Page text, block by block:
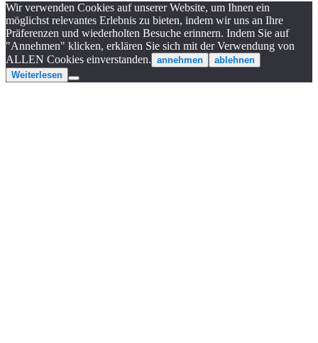
Wir verwenden Cookies auf unserer Website, um Ihnen ein
möglichst relevantes Erlebnis zu bieten, indem wir uns an Ihre
Präferenzen und wiederholten Besuche erinnern. Indem Sie auf
"Annehmen" klicken, erklären Sie sich mit der Verwendung von
ALLEN Cookies einverstanden. annehmen
ablehnen
Weiterlesen